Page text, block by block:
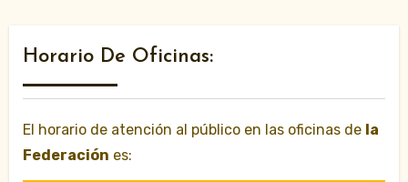
Horario De Oficinas:
El horario de atención al público en las oficinas de la
Federación es: